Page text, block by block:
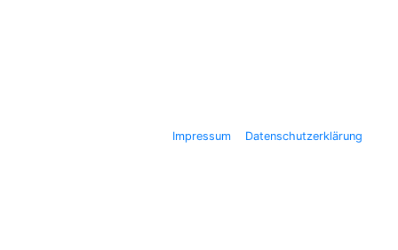
Impressum Datenschutzerklärung